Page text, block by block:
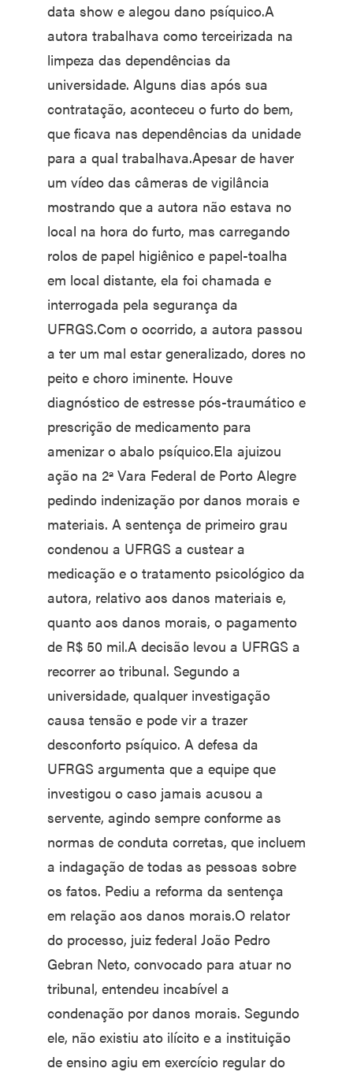
data show e alegou dano psíquico.A
autora trabalhava como terceirizada na
limpeza das dependências da
universidade. Alguns dias após sua
contratação, aconteceu o furto do bem,
que ficava nas dependências da unidade
para a qual trabalhava.Apesar de haver
um vídeo das câmeras de vigilância
mostrando que a autora não estava no
local na hora do furto, mas carregando
rolos de papel higiênico e papel-toalha
em local distante, ela foi chamada e
interrogada pela segurança da
UFRGS.Com o ocorrido, a autora passou
a ter um mal estar generalizado, dores no
peito e choro iminente. Houve
diagnóstico de estresse pós-traumático e
prescrição de medicamento para
amenizar o abalo psíquico.Ela ajuizou
ação na 2ª Vara Federal de Porto Alegre
pedindo indenização por danos morais e
materiais. A sentença de primeiro grau
condenou a UFRGS a custear a
medicação e o tratamento psicológico da
autora, relativo aos danos materiais e,
quanto aos danos morais, o pagamento
de R$ 50 mil.A decisão levou a UFRGS a
recorrer ao tribunal. Segundo a
universidade, qualquer investigação
causa tensão e pode vir a trazer
desconforto psíquico. A defesa da
UFRGS argumenta que a equipe que
investigou o caso jamais acusou a
servente, agindo sempre conforme as
normas de conduta corretas, que incluem
a indagação de todas as pessoas sobre
os fatos. Pediu a reforma da sentença
em relação aos danos morais.O relator
do processo, juiz federal João Pedro
Gebran Neto, convocado para atuar no
tribunal, entendeu incabível a
condenação por danos morais. Segundo
ele, não existiu ato ilícito e a instituição
de ensino agiu em exercício regular do